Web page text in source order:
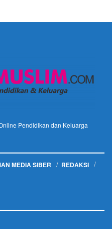
Pendidikan dan Keluarga
MEDIA SIBER
REDAKSI